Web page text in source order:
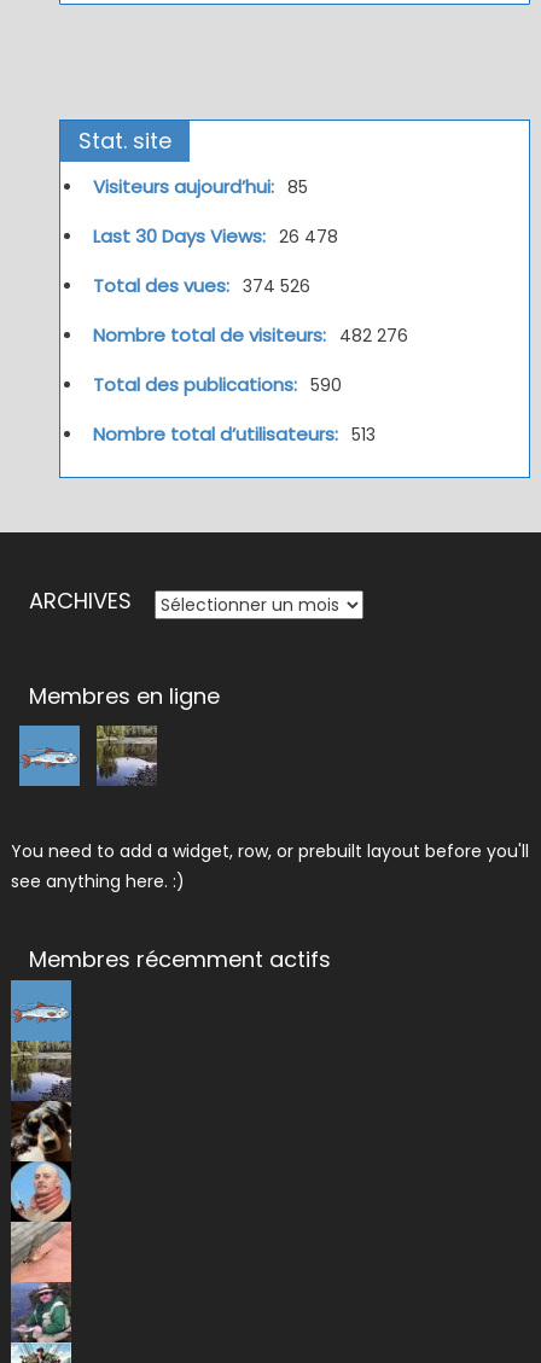
Stat. site
Visiteurs aujourd’hui: 85
Last 30 Days Views: 26 478
Total des vues: 374 526
Nombre total de visiteurs: 482 276
Total des publications: 590
Nombre total d’utilisateurs: 513
ARCHIVES ARCHIVES
Membres en ligne
You need to add a widget, row, or prebuilt layout before you'll
see anything here. :)
Membres récemment actifs